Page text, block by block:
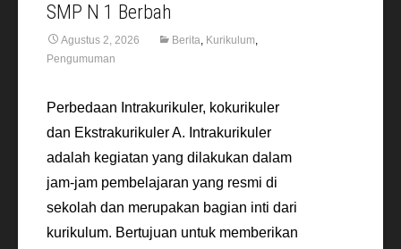
SMP N 1 Berbah
Agustus 2, 2026 Berita, Kurikulum,
Pengumuman
Perbedaan Intrakurikuler, kokurikuler
dan Ekstrakurikuler A. Intrakurikuler
adalah kegiatan yang dilakukan dalam
jam-jam pembelajaran yang resmi di
sekolah dan merupakan bagian inti dari
kurikulum. Bertujuan untuk memberikan